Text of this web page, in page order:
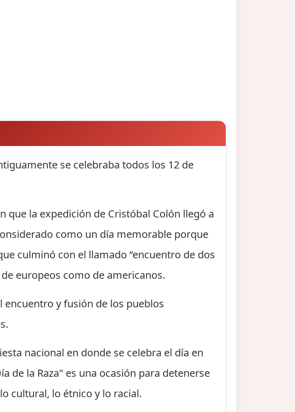
se celebraba todos los 12 de
que la expedición de Cristóbal Colón llegó a
como un día memorable porque
culminó con el llamado “encuentro de dos
europeos como de americanos.
y fusión de los pueblos
nacional en donde se celebra el día en
de la Raza" es una ocasión para detenerse
cultural, lo étnico y lo racial.